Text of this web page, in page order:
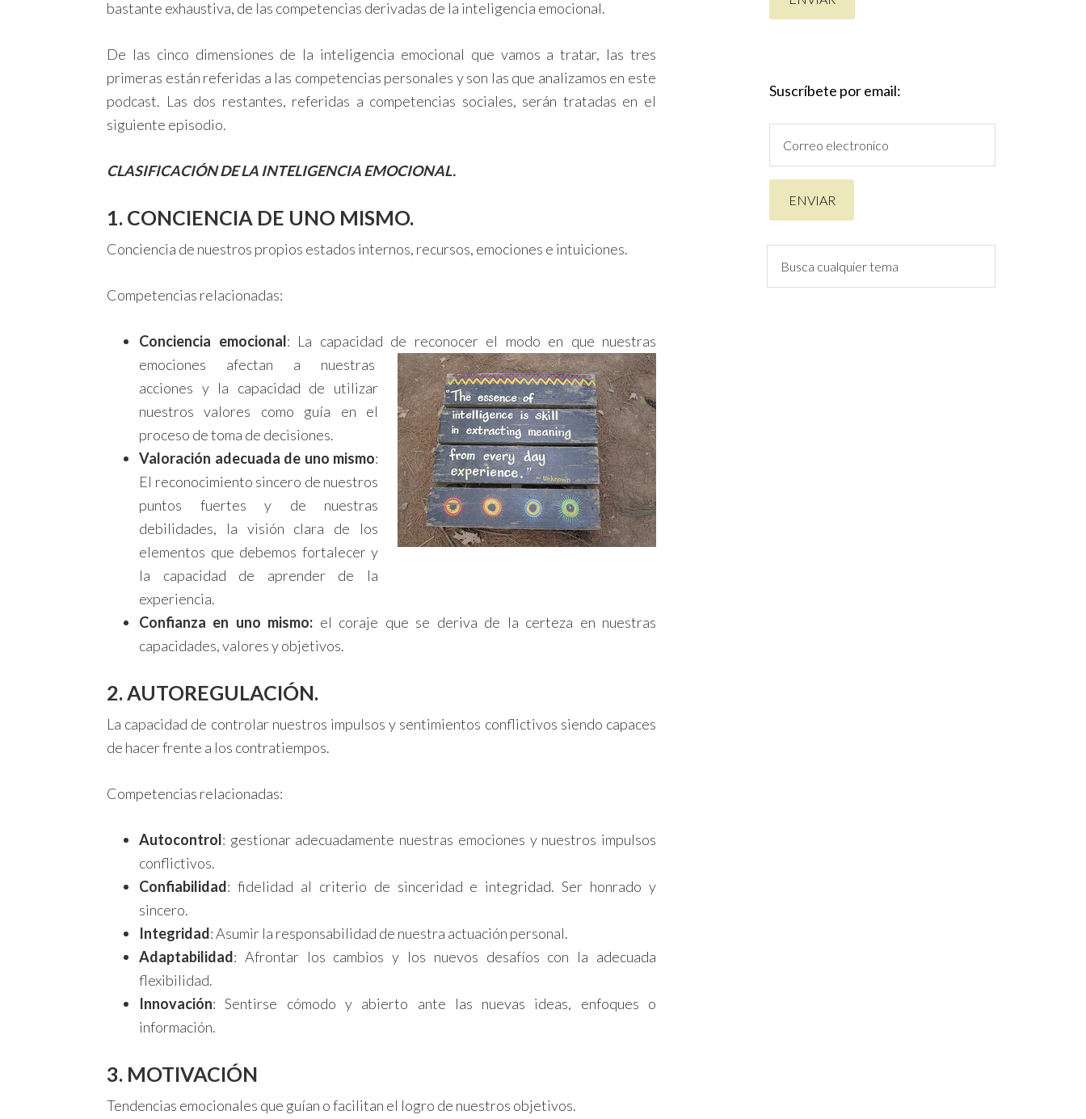
bastante exhaustiva, de las competencias derivadas de la inteligencia emocional.
De las cinco dimensiones de la inteligencia emocional que vamos a tratar, las tres
primeras están referidas a las competencias personales y son las que analizamos en este
podcast. Las dos restantes, referidas a competencias sociales, serán tratadas en el
siguiente episodio.
CLASIFICACIÓN DE LA INTELIGENCIA EMOCIONAL.
1. CONCIENCIA DE UNO MISMO.
Conciencia de nuestros propios estados internos, recursos, emociones e intuiciones.
Competencias relacionadas:
Conciencia emocional: La capacidad de reconocer el modo en que nuestras
emociones afectan a nuestras
acciones y la capacidad de utilizar
nuestros valores como guía en el
proceso de toma de decisiones.
Valoración adecuada de uno mismo:
El reconocimiento sincero de nuestros
puntos fuertes y de nuestras
debilidades, la visión clara de los
elementos que debemos fortalecer y
la capacidad de aprender de la
experiencia.
Confianza en uno mismo: el coraje que se deriva de la certeza en nuestras
capacidades, valores y objetivos.
2. AUTOREGULACIÓN.
La capacidad de controlar nuestros impulsos y sentimientos conflictivos siendo capaces
de hacer frente a los contratiempos.
Competencias relacionadas:
Autocontrol: gestionar adecuadamente nuestras emociones y nuestros impulsos
conflictivos.
Confiabilidad: fidelidad al criterio de sinceridad e integridad. Ser honrado y
sincero.
Integridad: Asumir la responsabilidad de nuestra actuación personal.
Adaptabilidad: Afrontar los cambios y los nuevos desafíos con la adecuada
flexibilidad.
Innovación: Sentirse cómodo y abierto ante las nuevas ideas, enfoques o
información.
3. MOTIVACIÓN
Tendencias emocionales que guían o facilitan el logro de nuestros objetivos.
Suscríbete por email: